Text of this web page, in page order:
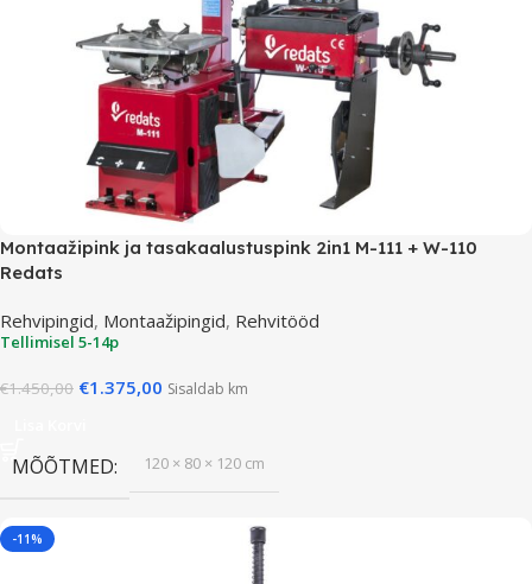
Montaažipink ja tasakaalustuspink 2in1 M-111 + W-110
Redats
Rehvipingid, Montaažipingid, Rehvitööd
Tellimisel 5-14p
€1.450,00 €1.375,00 Sisaldab km
MÕÕTMED 120 × 80 × 120 cm
-11%